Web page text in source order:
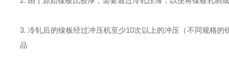
3. 冷轧后的镍板经过冲压机至少10次以上的冲压（不同规格
品